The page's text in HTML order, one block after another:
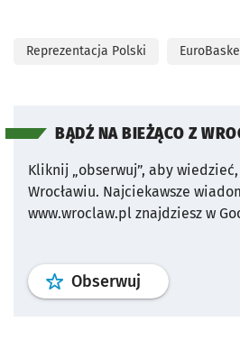
Reprezentacja Polski
BĄDŹ NA BIEŻĄCO Z
Kliknij „obserwuj”, aby
Wrocławiu. Najciekawsze
www.wroclaw.pl znajdziesz w
Obserwuj profil